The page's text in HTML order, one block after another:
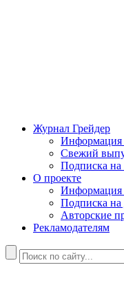
Журнал Грейдер
Информация
Свежий
Подписка
О проекте
Информация
Подписка на
Авторские
Рекламодателям